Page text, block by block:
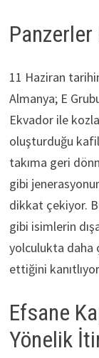
11 Haziran
Almanya; E
Ekvador ile
oluşturduğu
takıma geri
gibi
dikkat çekiyor.
gibi isimlerin
yolculukta daha
ettiğini
Efsane
Yönelik